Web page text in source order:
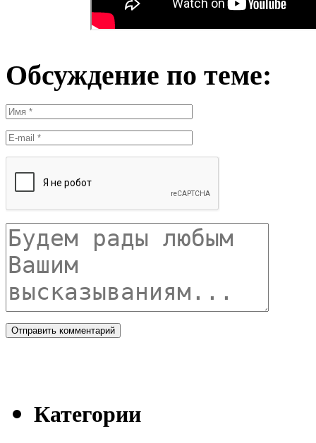
Обсуждение по теме:
Категории